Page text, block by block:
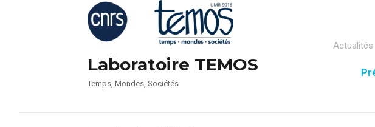
Laboratoire TEMOS
Temps, Mondes, Sociétés
Actualités